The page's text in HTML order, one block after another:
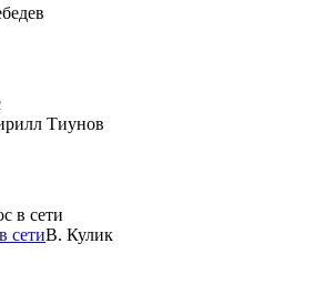
Тиунов
сетиВ. Кулик